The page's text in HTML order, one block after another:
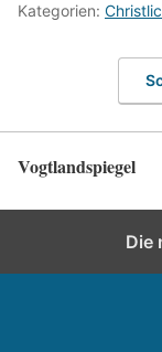
Kategorien:
Vogtlandspiegel
Die